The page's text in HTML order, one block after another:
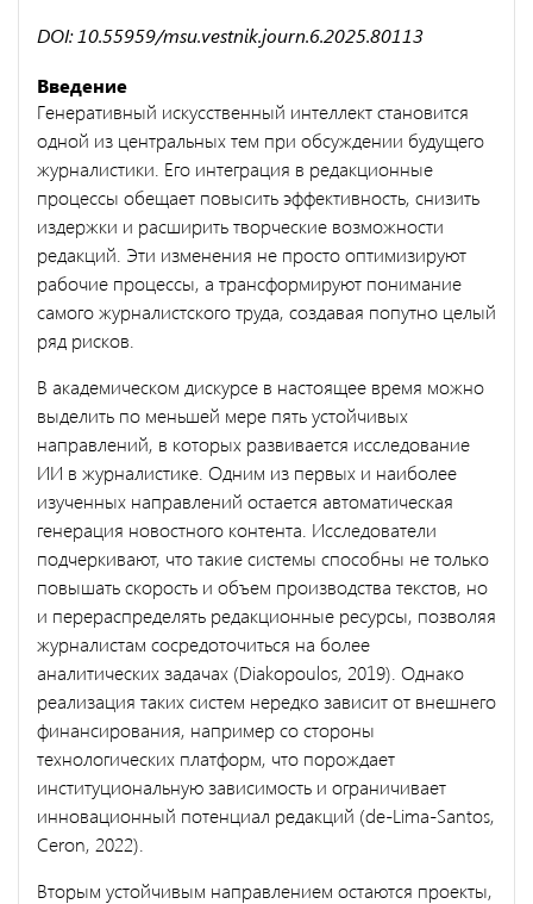
DOI: 10.55959/msu.vestnik.journ.6.2025.80113
Введение
Генеративный искусственный интеллект становится
одной из центральных тем при обсуждении будущего
журналистики. Его интеграция в редакционные
процессы обещает повысить эффективность, снизить
издержки и расширить творческие возможности
редакций. Эти изменения не просто оптимизируют
рабочие процессы, а трансформируют понимание
самого журналистского труда, создавая попутно целый
ряд рисков.
В академическом дискурсе в настоящее время можно
выделить по меньшей мере пять устойчивых
направлений, в которых развивается исследование
ИИ в журналистике. Одним из первых и наиболее
изученных направлений остается автоматическая
генерация новостного контента. Исследователи
подчеркивают, что такие системы способны не только
повышать скорость и объем производства текстов, но
и перераспределять редакционные ресурсы, позволяя
журналистам сосредоточиться на более
аналитических задачах (Diakopoulos, 2019). Однако
реализация таких систем нередко зависит от внешнего
финансирования, например со стороны
технологических платформ, что порождает
институциональную зависимость и ограничивает
инновационный потенциал редакций (de-Lima-Santos,
Ceron, 2022).
Вторым устойчивым направлением остаются проекты,